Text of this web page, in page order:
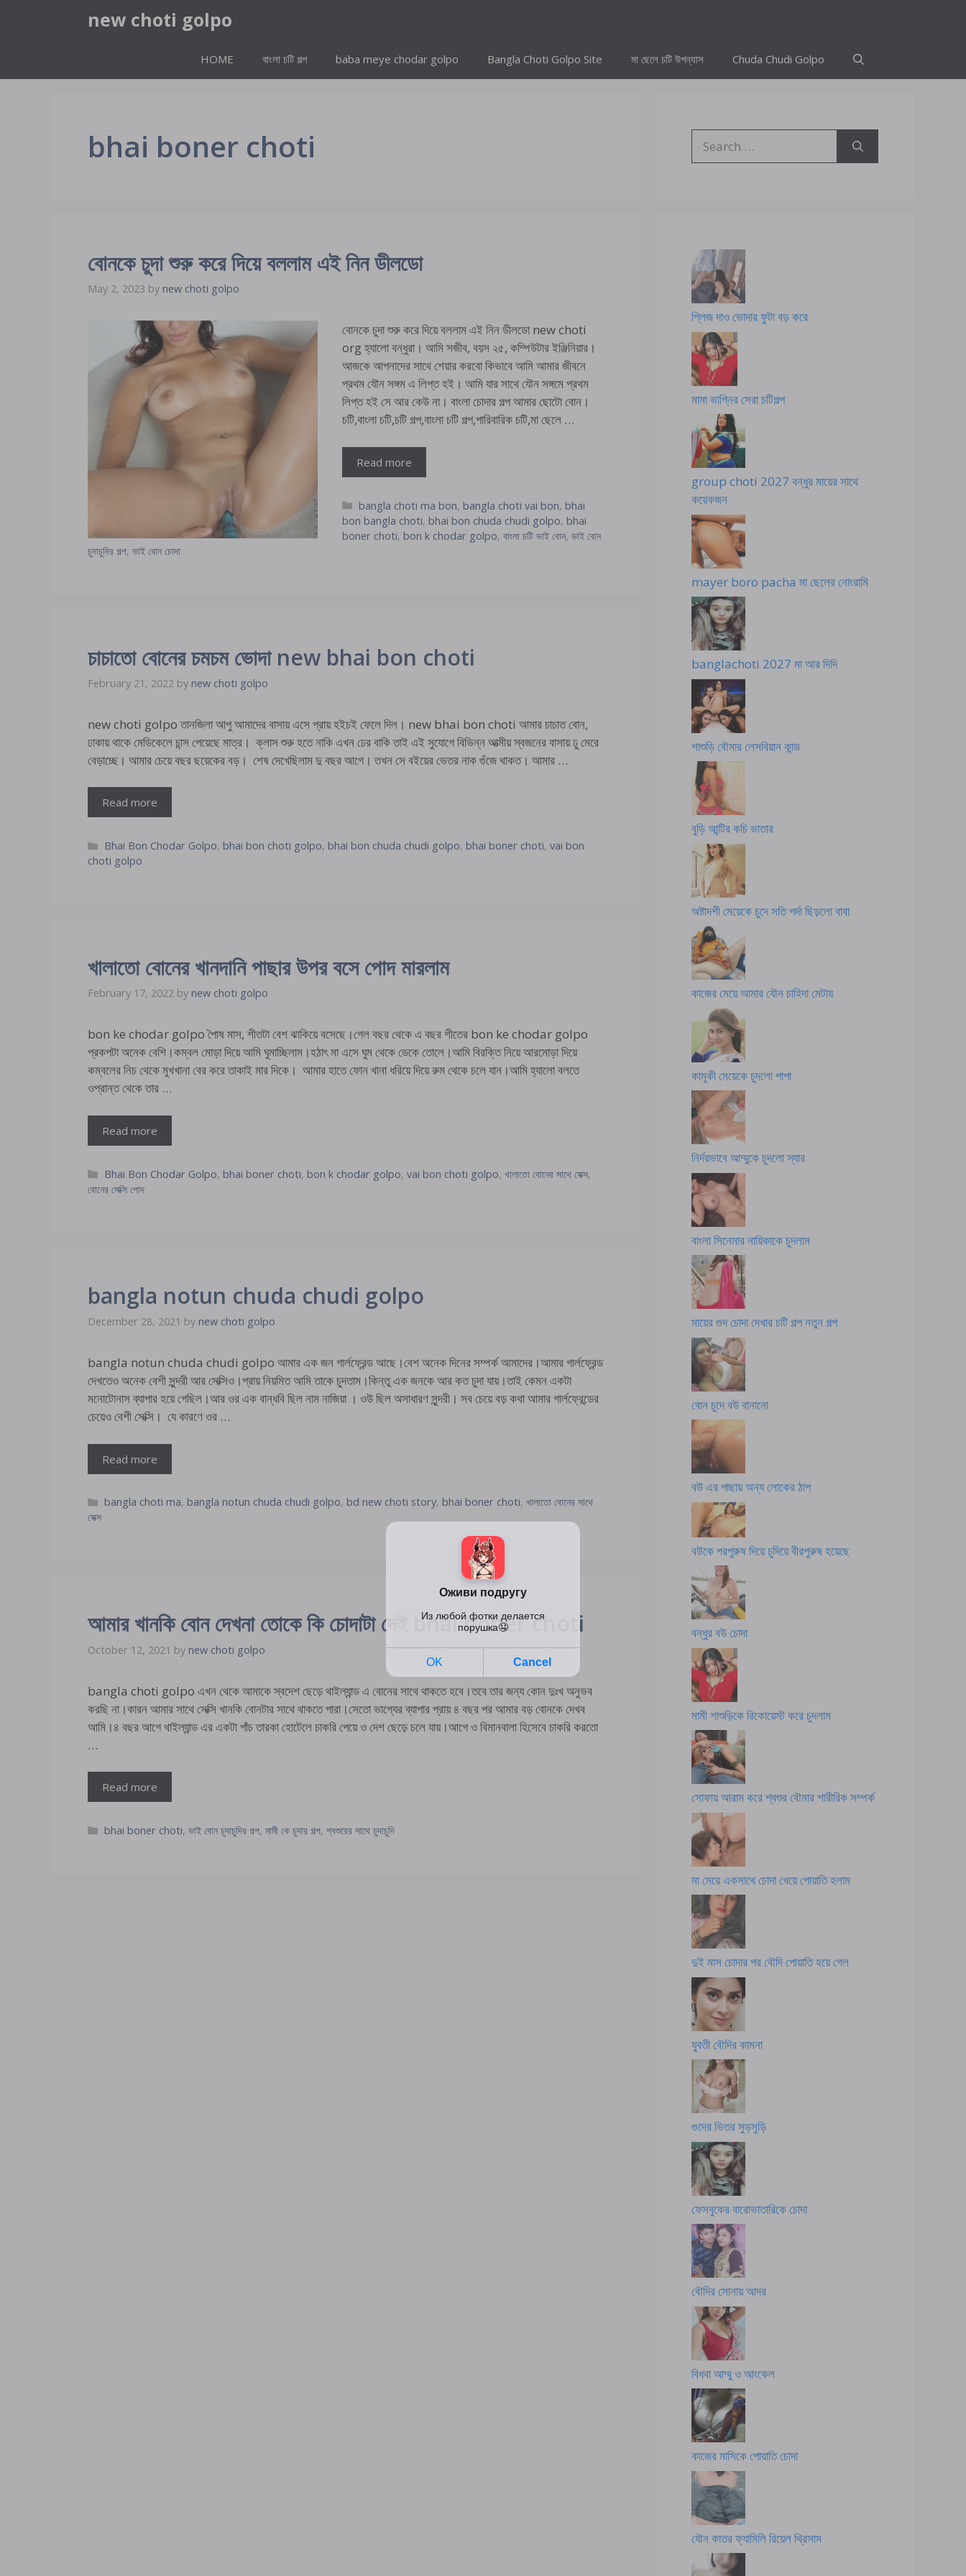
new choti golpo
HOME বাংলা চটি গল্প baba meye chodar golpo Bangla Choti Golpo Site মা ছেলে চটি উপন্যাস Chuda Chudi Golpo
bhai boner choti
বোনকে চুদা শুরু করে দিয়ে বললাম এই নিন ডীলডো
May 2, 2023 by new choti golpo
বোনকে চুদা শুরু করে দিয়ে বললাম এই নিন ডীলডো new choti
org হ্যালো বন্ধুরা। আমি সজীব, বয়স ২৫, কম্পিউটার ইঞ্জিনিয়ার।
আজকে আপনাদের সাথে শেয়ার করবো কিভাবে আমি আমার জীবনে
প্রথম যৌন সঙ্গম এ লিপ্ত হই। আমি যার সাথে যৌন সঙ্গমে প্রথম
লিপ্ত হই সে আর কেউ না। বাংলা চোদার গল্প আমার ছোটো বোন।
চটি,বাংলা চটি,চটি গল্প,বাংলা চটি গল্প,পারিবারিক চটি,মা ছেলে …
Read more
Categories
bangla choti ma bon, bangla choti vai bon, bhai
bon bangla choti, bhai bon chuda chudi golpo, bhai
boner choti, bon k chodar golpo, বাংলা চটি ভাই বোন, ভাই বোন
চুদাচুদির গল্প, ভাই বোন চোদা
চাচাতো বোনের চমচম ভোদা new bhai bon choti
February 21, 2022 by new choti golpo
new choti golpo তানজিলা আপু আমাদের বাসায় এসে প্রায় হইচই ফেলে দিল। new bhai bon choti আমার চাচাত বোন,
ঢাকায় থাকে মেডিকেলে চান্স পেয়েছে মাত্র। ক্লাস শুরু হতে নাকি এখন ঢের বাকি তাই এই সুযোগে বিভিন্ন আত্মীয় স্বজনের বাসায় ঢু মেরে
বেড়াচ্ছে। আমার চেয়ে বছর ছয়েকের বড়। শেষ দেখেছিলাম দু বছর আগে। তখন সে বইয়ের ভেতর নাক গুঁজে থাকত। আমার …
Read more
Categories
Bhai Bon Chodar Golpo, bhai bon choti golpo, bhai bon chuda chudi golpo, bhai boner choti,vai bon
choti golpo
খালাতো বোনের খানদানি পাছার উপর বসে পোদ মারলাম
February 17, 2022 by new choti golpo
bon ke chodar golpo পৈাষ মাস, শীতটা বেশ ঝাকিয়ে বসেছে।গেল বছর থেকে এ বছর শীতের bon ke chodar golpo
প্রকপটা অনেক বেশি।কম্বল মোড়া দিয়ে আমি ঘুমাচ্ছিলাম।হঠাৎ মা এসে ঘুম থেকে ডেকে তোলে।আমি বিরক্তি নিয়ে আরমোড়া দিয়ে
কম্বলের নিচ থেকে মুখখানা বের করে তাকাই মার দিকে। আমার হাতে ফোন খানা ধরিয়ে দিয়ে রুম থেকে চলে যান।আমি হ্যালো বলতে
ওপ্রান্ত থেকে তার …
Read more
Categories
Bhai Bon Chodar Golpo, bhai boner choti, bon k chodar golpo,vai bon choti golpo,খালাতো বোনের সাথে সেক্স,
বোনের সেক্সি পোদ
bangla notun chuda chudi golpo
December 28, 2021 by new choti golpo
bangla notun chuda chudi golpo আমার এক জন গার্লফ্রেন্ড আছে।বেশ অনেক দিনের সম্পর্ক আমাদের।আমার গার্লফ্রেন্ড
দেখতেও অনেক বেশী সুন্দরী আর সেক্সিও।প্রায় নিয়মিত আমি তাকে চুদতাম।কিন্তু এক জনকে আর কত চুদা যায়।তাই কেমন একটা
মনোটোনাস ব্যাপার হয়ে গেছিল।আর ওর এক বান্ধবি ছিল নাম নাজিয়া । ওউ ছিল অসাধারণ সুন্দরী। সব চেয়ে বড় কথা আমার গার্লফ্রেন্ডের
চেয়েও বেশী সেক্সি। যে কারণে ওর …
Read more
Categories
bangla choti ma, bangla notun chuda chudi golpo, bd new choti story, bhai boner choti,খালাতো বোনের সাথে
সেক্স
আমার খানকি বোন দেখনা তোকে কি চোদাটা দেই bhai boner choti
October 12, 2021 by new choti golpo
bangla choti golpo এখন থেকে আমাকে স্বদেশ ছেড়ে থাইল্যান্ড এ বোনের সাথে থাকতে হবে।তবে তার জন্য কোন দুঃখ অনুভব
করছি না।কারন আমার সাথে সেক্সি খানকি বোনটার সাথে থাকতে পারা।সেতো ভাগ্যের ব্যাপার প্রায় ৪ বছর পর আমার বড় বোনকে দেখব
আমি।৪ বছর আগে থাইল্যান্ড এর একটা পাঁচ তারকা হোটেলে চাকরি পেয়ে ও দেশ ছেড়ে চলে যায়।আগে ও বিমানবালা হিসেবে চাকরি করতো
…
Read more
Categories
bhai boner choti,ভাই বোন চুদাচুদির গল্প,মামী কে চুদার গল্প,শ্বশুরের সাথে চুদাচুদি
for:
প্লিজ দাও ভোদার ফুটা বড় করে
মামা ভাগ্নির সেরা চটিগল্প
group choti 2027 বন্ধুর মায়ের সাথে
কয়েকজন
mayer boro pacha মা ছেলের নোংরামি
banglachoti 2027 মা আর দিদি
শাশুড়ি বৌমার লেসবিয়ান কান্ড
বুড়ি আন্টির কচি ভাতার
অষ্টাদশী মেয়েকে চুদে সতি পর্দা ছিড়লো বাবা
কাজের মেয়ে আমার যৌন চাহিদা মেটায়
কামুকী মেয়েকে চুদলো পাপা
নির্দয়ভাবে আম্মুকে চুদলো স্যার
বাংলা সিনেমার নায়িকাকে চুদলাম
মায়ের গুদ চোদা দেখার চটি গল্প নতুন গল্প
বোন চুদে বউ বানানো
বউ এর পাছায় অন্য লোকের ঠাপ
বউকে পরপুরুষ দিয়ে চুদিয়ে বীরপুরুষ হয়েছে
বন্ধুর বউ চোদা
মামী শাশুড়িকে রিকোয়েস্ট করে চুদলাম
সোফায় আরাম করে শ্বশুর বৌমার শারীরিক সম্পর্ক
মা মেয়ে একসাথে চোদা খেয়ে পোয়াতি হলাম
দুই মাস চোদার পর বৌদি পোয়াতি হয়ে গেল
যুবতী বৌদির কামনা
গুদের ভিতর সুড়সুড়ি
ফেসবুকের বারোভাতারিকে চোদা
বৌদির সোনায় আদর
বিধবা আম্মু ও আংকেল
কাজের মাসিকে পোয়াতি চোদা
যৌন কাতর ফ্যামিলি রিয়েল থ্রিসাম